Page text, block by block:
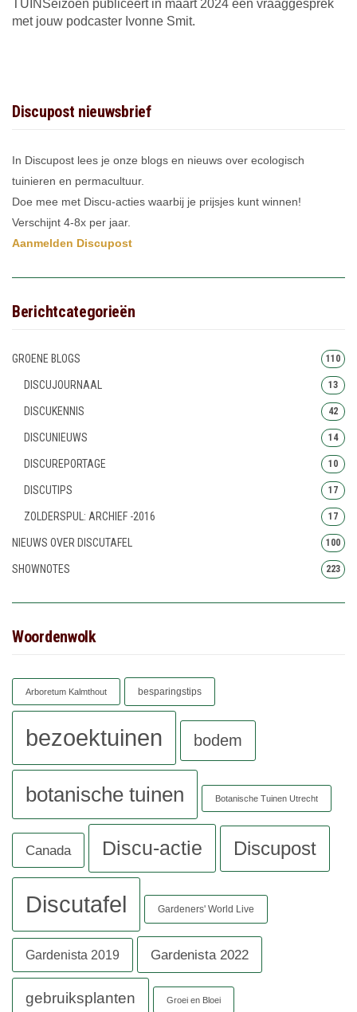
TUINSeizoen publiceert in maart 2024 een vraaggesprek
met jouw podcaster Ivonne Smit.
Discupost nieuwsbrief
In Discupost lees je onze blogs en nieuws over ecologisch
tuinieren en permacultuur.
Doe mee met Discu-acties waarbij je prijsjes kunt winnen!
Verschijnt 4-8x per jaar.
Aanmelden Discupost
Berichtcategorieën
GROENE BLOGS 110
DISCUJOURNAAL 13
DISCUKENNIS 42
DISCUNIEUWS 14
DISCUREPORTAGE 10
DISCUTIPS 17
ZOLDERSPUL: ARCHIEF -2016 17
NIEUWS OVER DISCUTAFEL 100
SHOWNOTES 223
Woordenwolk
Arboretum Kalmthout besparingstips
bezoektuinen bodem
botanische tuinen Botanische Tuinen Utrecht
Canada Discu-actie Discupost
Discutafel Gardeners' World Live
Gardenista 2019 Gardenista 2022
gebruiksplanten Groei en Bloei